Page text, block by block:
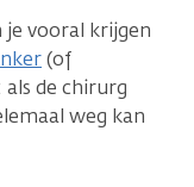
je vooral krijgen
(of
de chirurg
weg kan